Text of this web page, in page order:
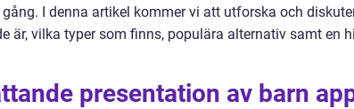
I denna artikel kommer vi att utforska och
är, vilka typer som finns, populära alternativ samt en
presentation av barn